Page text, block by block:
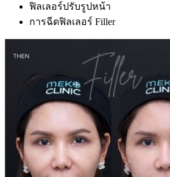
ฟิลเลอร์ปรับรูปหน้า
การฉีดฟิลเลอร์ Filler